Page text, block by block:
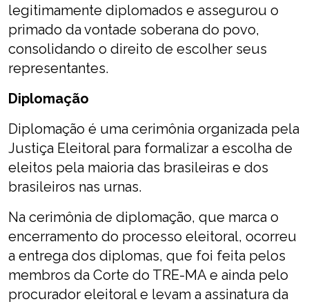
legitimamente diplomados e assegurou o
primado da vontade soberana do povo,
consolidando o direito de escolher seus
representantes.
Diplomação
Diplomação é uma cerimônia organizada pela
Justiça Eleitoral para formalizar a escolha de
eleitos pela maioria das brasileiras e dos
brasileiros nas urnas.
Na cerimônia de diplomação, que marca o
encerramento do processo eleitoral, ocorreu
a entrega dos diplomas, que foi feita pelos
membros da Corte do TRE-MA e ainda pelo
procurador eleitoral e levam a assinatura da